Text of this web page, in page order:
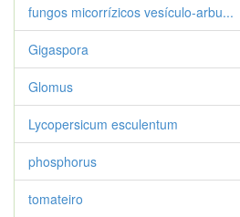
fungos micorrízicos vesículo-arbu...
Gigaspora
Glomus
Lycopersicum esculentum
phosphorus
tomateiro